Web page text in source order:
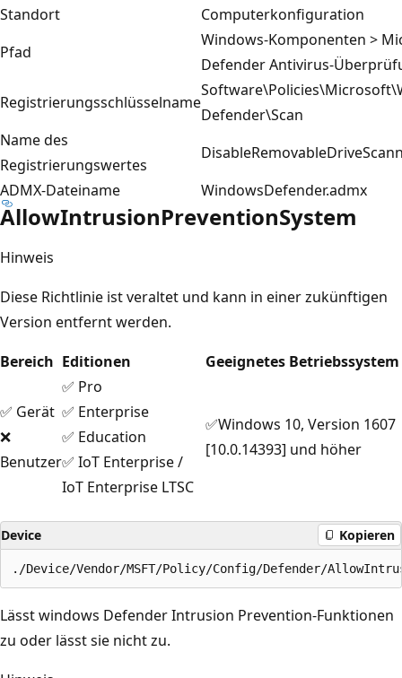
Standort
Computerkonfiguration
Pfad
Windows-Komponenten >
Defender Antivirus-
Registrierungsschlüsselname
Defender\Scan
Name des
Registrierungswertes
ADMX-Dateiname
WindowsDefender.admx
AllowIntrusionPreventionSystem
Hinweis
Diese Richtlinie ist veraltet und kann in einer zukünftigen
Version entfernt werden.
Bereich Editionen Geeignetes Betriebssystem
✅ Gerät
❌
Benutzer
✅ Pro
✅ Enterprise
✅ Education
✅ IoT Enterprise /
IoT Enterprise LTSC
✅Windows 10, Version 1607
[10.0.14393] und höher
Device Kopieren
Lässt windows Defender Intrusion Prevention-Funktionen
zu oder lässt sie nicht zu.